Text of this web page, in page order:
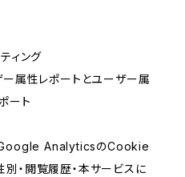
ィング
属性レポートとユーザー属
ート
Google AnalyticsのCookie
別・閲覧履歴・本サービスに